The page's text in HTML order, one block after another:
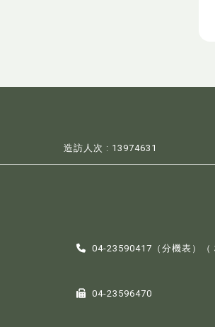
造訪人次 : 13974631
04-23590417（分機表 ）（
04-23596470